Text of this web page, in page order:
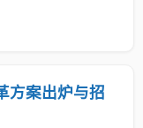
方案出炉与招